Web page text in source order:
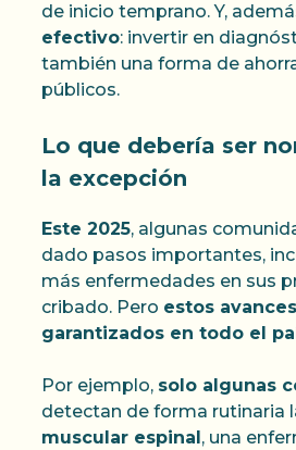
de inicio temprano. Y,
efectivo: invertir en
también una forma de
públicos.
Lo que debería ser
la excepción
Este 2025, algunas
dado pasos importantes,
más enfermedades en sus
cribado. Pero estos
garantizados en todo el
Por ejemplo, solo algunas
detectan de forma rutinaria
muscular espinal, una